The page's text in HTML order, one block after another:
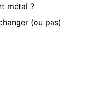
métal ?
(ou pas)